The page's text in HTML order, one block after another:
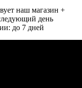
наш магазин +
день
до 7 дней